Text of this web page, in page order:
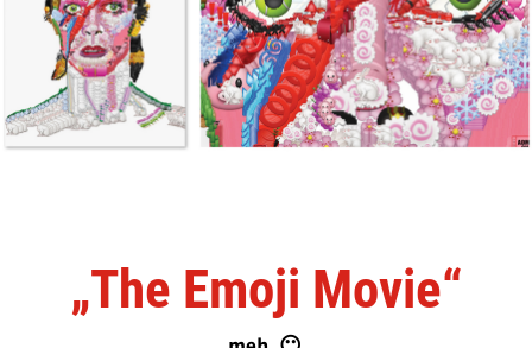
„The Emoji Movie“